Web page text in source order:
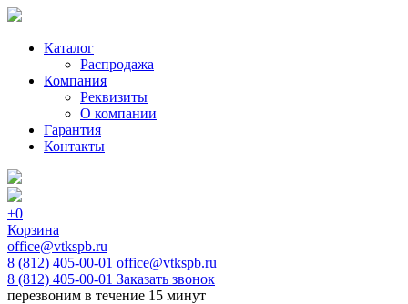
Каталог
Распродажа
Компания
Реквизиты
О компании
Гарантия
Контакты
+0
Корзина
office@vtkspb.ru
8 (812) 405-00-01 office@vtkspb.ru
8 (812) 405-00-01 Заказать звонок
перезвоним в течение 15 минут